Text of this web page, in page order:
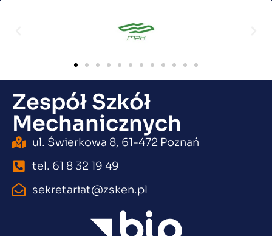
Zespół Szkół
Mechanicznych
ul. Świerkowa 8, 61-472 Poznań
tel. 61 8 32 19 49
sekretariat@zsken.pl